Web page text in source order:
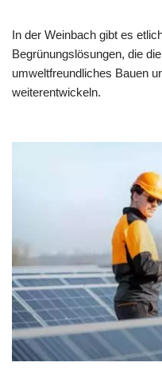
In der Weinbach gibt es
Begrünungslösungen, die
umweltfreundliches Bauen
weiterentwickeln.